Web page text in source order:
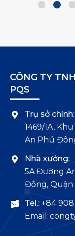
CÔNG TY
PQS
Trụ sở chính:
1469/1A,
An Phú
Nhà xưởng:
5A Đường
Đông, Quận
Tel.: +84
Email: